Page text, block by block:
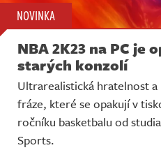
NOVINKA
NBA 2K23 na PC je
starých konzolí
Ultrarealistická hratelnost
fráze, které se opakují v
ročníku basketbalu od
Sports.